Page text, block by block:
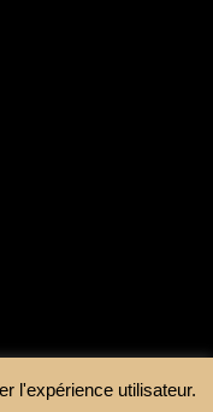
l'expérience utilisateur.